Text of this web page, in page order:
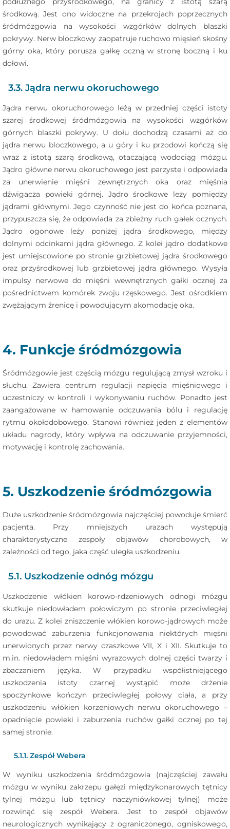
środkową. Jest ono widoczne na przekrojach poprzecznych
śródmózgowia na wysokości wzgórków dolnych blaszki
pokrywy. Nerw bloczkowy zaopatruje ruchowo mięsień skośny
górny oka, który porusza gałkę oczną w stronę boczną i ku
dołowi.
3.3. Jądra nerwu okoruchowego
Jądra nerwu okoruchorowego leżą w przedniej części istoty
szarej środkowej śródmózgowia na wysokości wzgórków
górnych blaszki pokrywy. U dołu dochodzą czasami aż do
jądra nerwu bloczkowego, a u góry i ku przodowi kończą się
wraz z istotą szarą środkową, otaczającą wodociąg mózgu.
Jądro główne nerwu okoruchowego jest parzyste i odpowiada
za unerwienie mięśni zewnętrznych oka oraz mięśnia
dźwigacza powieki górnej. Jądro środkowe leży pomiędzy
jądrami głównymi. Jego czynność nie jest do końca poznana,
przypuszcza się, że odpowiada za zbieżny ruch gałek ocznych.
Jądro ogonowe leży poniżej jądra środkowego, między
dolnymi odcinkami jądra głównego. Z kolei jądro dodatkowe
jest umiejscowione po stronie grzbietowej jądra środkowego
oraz przyśrodkowej lub grzbietowej jądra głównego. Wysyła
impulsy nerwowe do mięśni wewnętrznych gałki ocznej za
pośrednictwem komórek zwoju rzęskowego. Jest ośrodkiem
zwężającym źrenicę i powodującym akomodację oka.
4. Funkcje śródmózgowia
Śródmózgowie jest częścią mózgu regulującą zmysł wzroku i
słuchu. Zawiera centrum regulacji napięcia mięśniowego i
uczestniczy w kontroli i wykonywaniu ruchów. Ponadto jest
zaangażowane w hamowanie odczuwania bólu i regulację
rytmu okołodobowego. Stanowi również jeden z elementów
układu nagrody, który wpływa na odczuwanie przyjemności,
motywację i kontrolę zachowania.
5. Uszkodzenie śródmózgowia
Duże uszkodzenie śródmózgowia najczęściej powoduje śmierć
pacjenta. Przy mniejszych urazach występują
charakterystyczne zespoły objawów chorobowych, w
zależności od tego, jaka część uległa uszkodzeniu.
5.1. Uszkodzenie odnóg mózgu
Uszkodzenie włókien korowo-rdzeniowych odnogi mózgu
skutkuje niedowładem połowiczym po stronie przeciwległej
do urazu. Z kolei zniszczenie włókien korowo-jądrowych może
powodować zaburzenia funkcjonowania niektórych mięśni
unerwionych przez nerwy czaszkowe VII, X i XII. Skutkuje to
m.in. niedowładem mięśni wyrazowych dolnej części twarzy i
zbaczaniem języka. W przypadku współistniejącego
uszkodzenia istoty czarnej wystąpić może drżenie
spoczynkowe kończyn przeciwległej połowy ciała, a przy
uszkodzeniu włókien korzeniowych nerwu okoruchowego –
opadnięcie powieki i zaburzenia ruchów gałki ocznej po tej
samej stronie.
5.1.1. Zespół Webera
W wyniku uszkodzenia śródmózgowia (najczęściej zawału
mózgu w wyniku zakrzepu gałęzi międzykonarowych tętnicy
tylnej mózgu lub tętnicy naczyniówkowej tylnej) może
rozwinąć się zespół Webera. Jest to zespół objawów
neurologicznych wynikający z ograniczonego, ogniskowego,